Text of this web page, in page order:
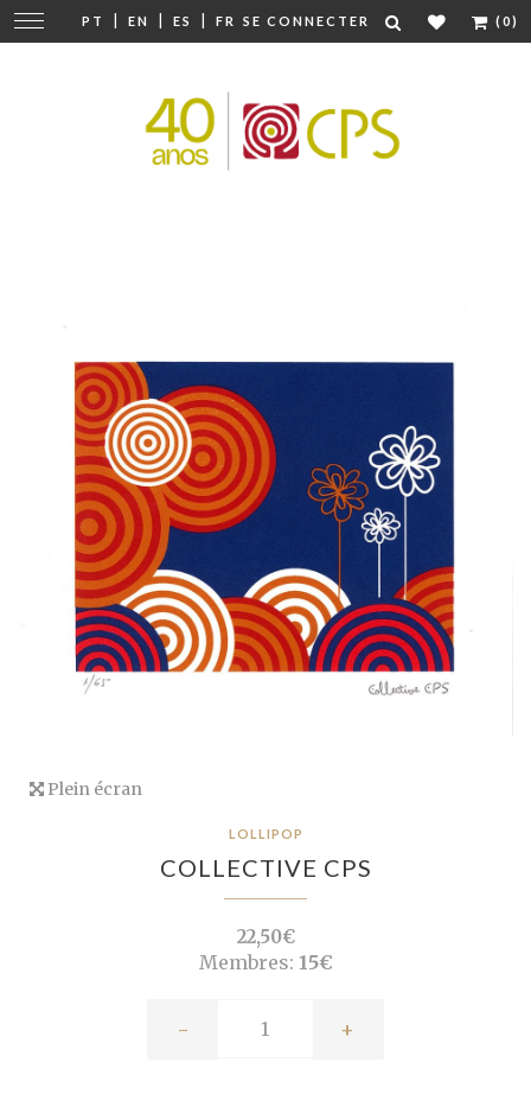
PT | EN | ES | FR SE CONNECTER (0)
Modifier
la
Plein écran
LOLLIPOP
COLLECTIVE CPS
22,50€
Membres: 15€
- +